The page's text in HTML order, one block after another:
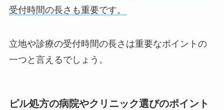
受付時間の長さも重要です。
立地や診療の受付時間の長さは重要なポイントの
一つと言えるでしょう。
ピル処方の病院やクリニック選びのポイント